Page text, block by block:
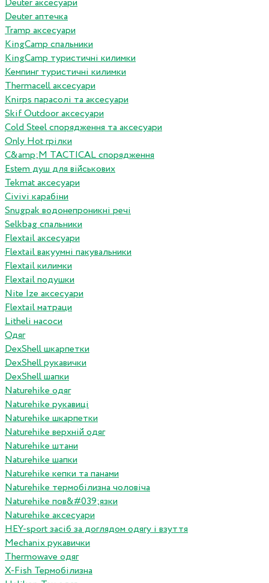
Deuter аксесуари
Deuter аптечка
Tramp аксесуари
KingCamp спальники
KingCamp туристичні килимки
Кемпинг туристичні килимки
Thermacell аксесуари
Knirps парасолі та аксесуари
Skif Outdoor аксесуари
Cold Steel спорядження та аксесуари
Only Hot грілки
C&amp;M TACTICAL спорядження
Estem душ для військових
Tekmat аксесуари
Сivivi карабіни
Snugpak водонепроникні речі
Selkbag спальники
Flextail аксесуари
Flextail вакуумні пакувальники
Flextail килимки
Flextail подушки
Nite Ize аксесуари
Flextail матраци
Litheli насоси
Одяг
DexShell шкарпетки
DexShell рукавички
DexShell шапки
Naturehike одяг
Naturehike рукавиці
Naturehike шкарпетки
Naturehike верхній одяг
Naturehike штани
Naturehike шапки
Naturehike кепки та панами
Naturehike термобілизна чоловіча
Naturehike пов&#039;язки
Naturehike аксесуари
HEY-sport засіб за доглядом одягу і взуття
Mechanix рукавички
Thermowave одяг
X-Fish Термобілизна